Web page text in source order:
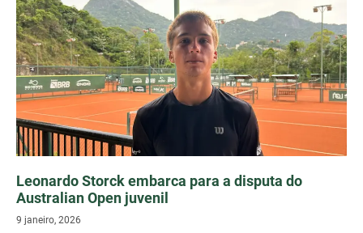
Leonardo Storck embarca para a disputa do
Australian Open juvenil
9 janeiro, 2026